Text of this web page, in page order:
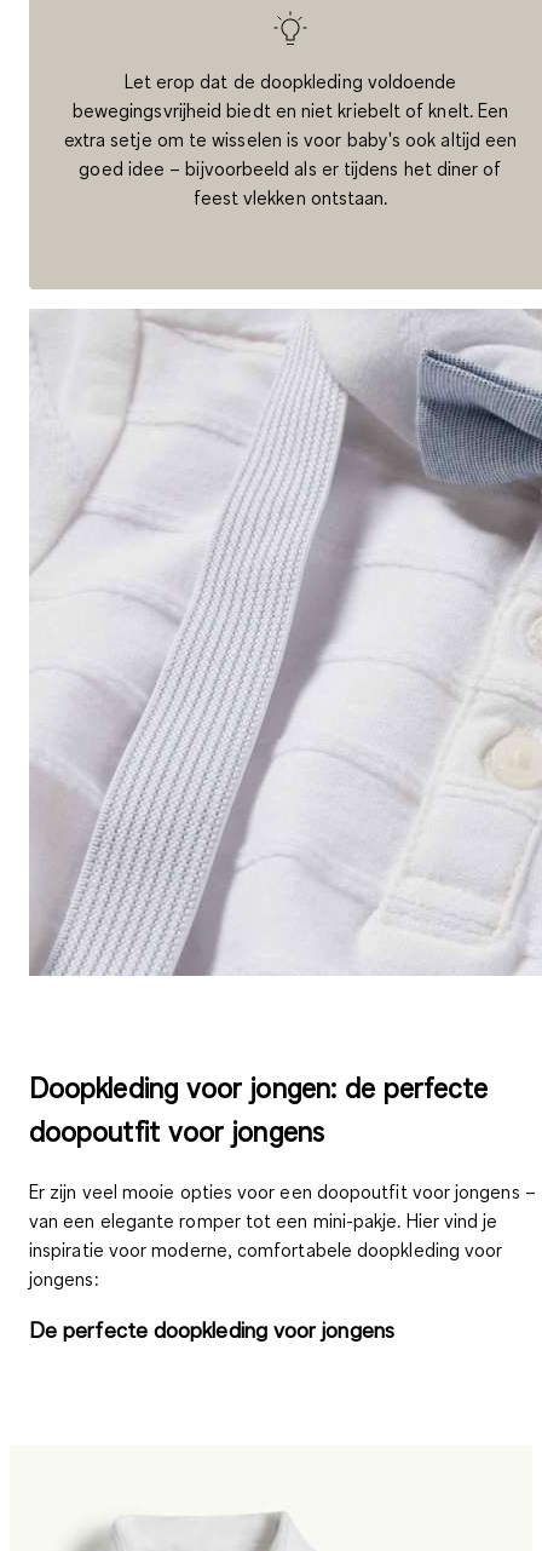
Let erop dat de doopkleding voldoende
bewegingsvrijheid biedt en niet kriebelt of knelt. Een
extra setje om te wisselen is voor baby's ook altijd een
goed idee – bijvoorbeeld als er tijdens het diner of
feest vlekken ontstaan.
Doopkleding voor jongen: de perfecte
doopoutfit voor jongens
Er zijn veel mooie opties voor een doopoutfit voor jongens –
van een elegante romper tot een mini-pakje. Hier vind je
inspiratie voor moderne, comfortabele doopkleding voor
jongens:
De perfecte doopkleding voor jongens